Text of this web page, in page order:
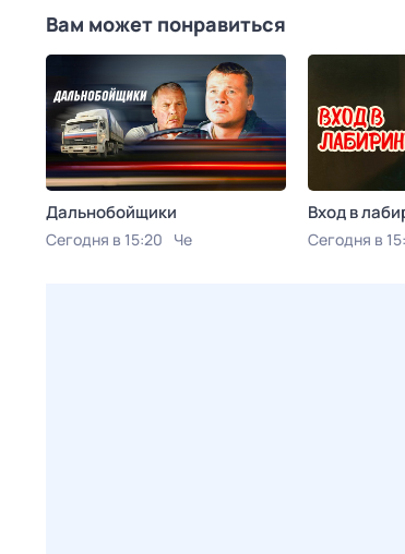
Вам может понравиться
Дальнобойщики
Сегодня в 15:20 Че
Вход в
Сегодня в